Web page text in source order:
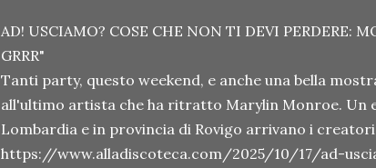
AD! USCIAMO? COSE CHE NON TI DEVI PERDERE:
GRRR"
Tanti party, questo weekend, e anche una bella
all'ultimo artista che ha ritratto Marylin Monroe. Un
Lombardia e in provincia di Rovigo arrivano i
https://www.alladiscoteca.com/2025/10/17/ad-